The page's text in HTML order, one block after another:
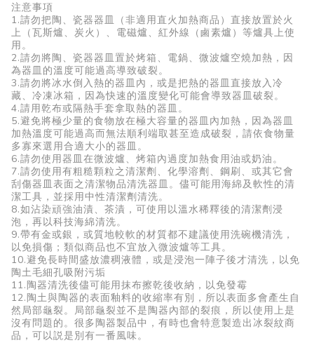
注意事項
1.請勿把陶、瓷器器皿（非適用直火加熱商品）直接放置於火
上（瓦斯爐、炭火）、電磁爐、紅外線（鹵素爐）等爐具上使
用。
2.請勿將陶、瓷器器皿置於烤箱、電鍋、微波爐空燒加熱，因
為器皿的溫度可能過高導致破裂。
3.請勿將冰水倒入熱的器皿內，或是把熱的器皿直接放入冷
藏、冷凍冰箱，因為快速的溫度變化可能會導致器皿破裂。
4.請用乾布或隔熱手套拿取熱的器皿。
5.避免將極少量的食物放在極大容量的器皿內加熱，因為器皿
加熱溫度可能過高而無法順利端取甚至造成破裂，請依食物量
多寡來選用合適大小的器皿。
6.請勿使用器皿在微波爐、烤箱內過度加熱食用油或奶油。
7.請勿使用有粗糙顆粒之清潔劑、化學溶劑、鋼刷、或其它會
刮傷器皿表面之清潔物品清洗器皿。儘可能用海綿及軟性的清
潔工具，並採用中性清潔劑清洗。
8.如沾染頑強油漬、茶漬，可使用以溫水稀釋後的清潔劑浸
泡，再以科技海綿清洗。
9.帶有金或銀，或質地較軟的材質都不建議使用洗碗機清洗，
以免損傷；類似商品也不宜放入微波爐等工具。
10.避免長時間盛放濃稠液體，或是浸泡一陣子後才清洗，以免
陶土毛細孔吸附污垢
11.陶器清洗後儘可能用抹布擦乾後收納，以免發霉
12.陶土與陶器的表面釉料的收縮率有別，所以表面多會產生自
然局部龜裂。局部龜裂並不是陶器內部的裂痕，所以使用上是
沒有問題的。很多陶器製品中，有時也會特意製造出冰裂紋商
品，可以説是別有一番風味。